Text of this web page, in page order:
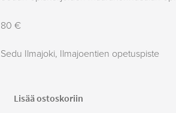
80 €
Sedu Ilmajoki, Ilmajoentien opetuspiste
Lisää ostoskoriin